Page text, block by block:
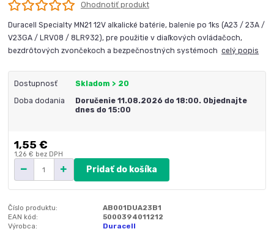
Ohodnotiť produkt
Duracell Specialty MN21 12V alkalické batérie, balenie po 1ks (A23 / 23A /
V23GA / LRV08 / 8LR932), pre použitie v diaľkových ovládačoch,
bezdrôtových zvončekoch a bezpečnostných systémochcelý popis
Dostupnosť Skladom > 20
Doba dodania
Doručenie 11.08.2026 do 18:00. Objednajte
dnes do 15:00
1,55 €
1,26 € bez DPH
Pridať do košíka
Číslo produktu:
AB001DUA23B1
EAN kód:
5000394011212
Výrobca:
Duracell